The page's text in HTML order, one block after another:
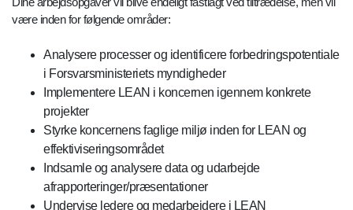
være inden for følgende områder:
Analysere processer og identificere forbedringspotentiale
i Forsvarsministeriets myndigheder
Implementere LEAN i koncernen igennem konkrete
projekter
Styrke koncernens faglige miljø inden for LEAN og
effektiviseringsområdet
Indsamle og analysere data og udarbejde
afrapporteringer/præsentationer
Undervise ledere og medarbejdere i LEAN